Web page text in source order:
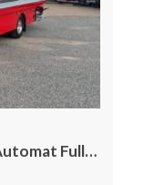
Iveco Daily 72C18 Bärgningsbil Automat Fullutrustad